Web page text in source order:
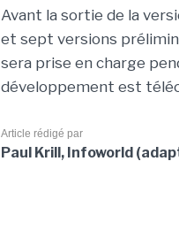
Avant la sortie de la
et sept versions
sera prise en charge
développement est
Article rédigé par
Paul Krill, Infoworld